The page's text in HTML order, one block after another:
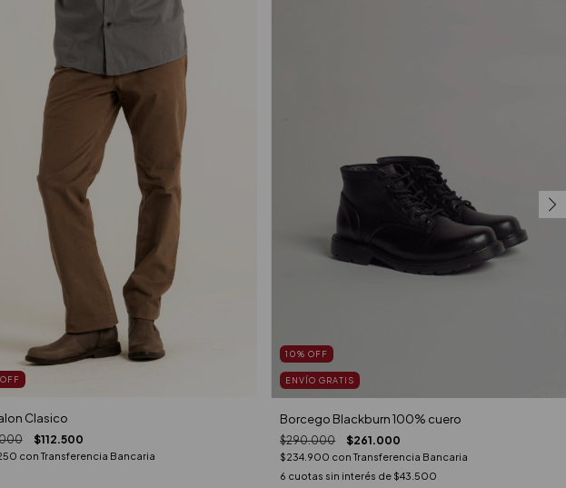
OFF
Clasico
$112.500
conTransferencia Bancaria
10%OFF
ENVÍO GRATIS
Borcego Blackburn 100% cuero
$290.000 $261.000
$234.900 con Transferencia Bancaria
6 cuotas sin interés de $43.500